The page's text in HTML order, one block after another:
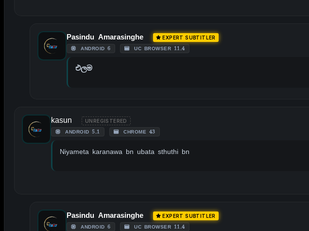
Pasindu Amarasinghe EXPERT SUBTITLER
ANDROID 6 UC BROWSER 11.4
එලම
kasun UNREGISTERED
ANDROID 5.1 CHROME 43
Niyameta karanawa bn ubata sthuthi bn
Pasindu Amarasinghe EXPERT SUBTITLER
ANDROID 6 UC BROWSER 11.4